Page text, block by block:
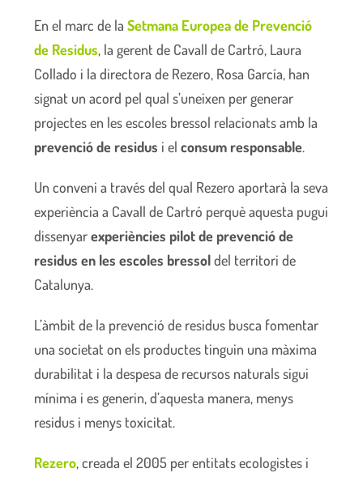
En el marc de laSetmana Europea de Prevenció
de Residus, la gerent de Cavall de Cartró, Laura
Collado i la directora de Rezero, Rosa García, han
signat un acord pel qual s’uneixen per generar
projectes en les escoles bressol relacionats amb la
prevenció de residus i elconsum responsable.
Un conveni a través del qual Rezero aportarà la seva
experiència a Cavall de Cartró perquè aquesta pugui
dissenyarexperiències pilot de prevenció de
residus en les escoles bressoldel territori de
Catalunya.
L’àmbit de la prevenció de residus busca fomentar
una societat on els productes tinguin una màxima
durabilitat i la despesa de recursos naturals sigui
mínima i es generin, d’aquesta manera, menys
residus i menys toxicitat.
Rezero, creada el 2005 per entitats ecologistes i